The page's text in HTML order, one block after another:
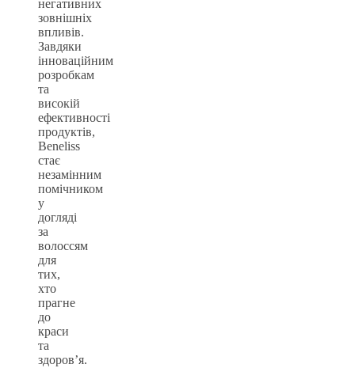
негативних
зовнішніх
впливів.
Завдяки
інноваційним
розробкам
та
високій
ефективності
продуктів,
Beneliss
стає
незамінним
помічником
у
догляді
за
волоссям
для
тих,
хто
прагне
до
краси
та
здоров’я.